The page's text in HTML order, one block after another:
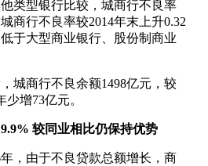
型银行比较，城商行不良率
商行不良率较2014年末上升0.32
于大型商业银行、股份制商业
商行不良余额1498亿元，较
增73亿元。
较同业相比仍保持优势
由于不良贷款总额增长，商